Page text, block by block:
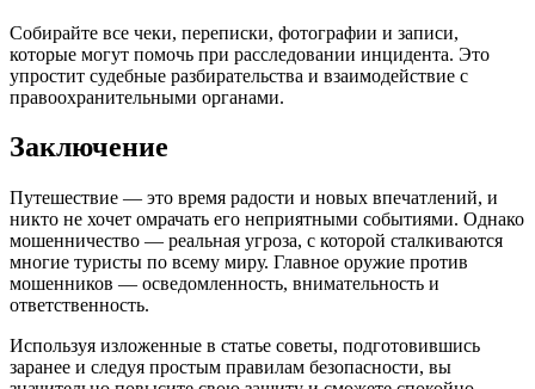
Собирайте все чеки, переписки, фотографии и записи,
которые могут помочь при расследовании инцидента. Это
упростит судебные разбирательства и взаимодействие с
правоохранительными органами.
Заключение
Путешествие — это время радости и новых впечатлений, и
никто не хочет омрачать его неприятными событиями. Однако
мошенничество — реальная угроза, с которой сталкиваются
многие туристы по всему миру. Главное оружие против
мошенников — осведомленность, внимательность и
ответственность.
Используя изложенные в статье советы, подготовившись
заранее и следуя простым правилам безопасности, вы